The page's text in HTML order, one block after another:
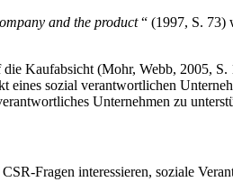
and the product“ (1997, S. 73)
Kaufabsicht (Mohr, Webb, 2005,
eines sozial verantwortlichen
Unternehmen zu
Fragen interessieren, soziale